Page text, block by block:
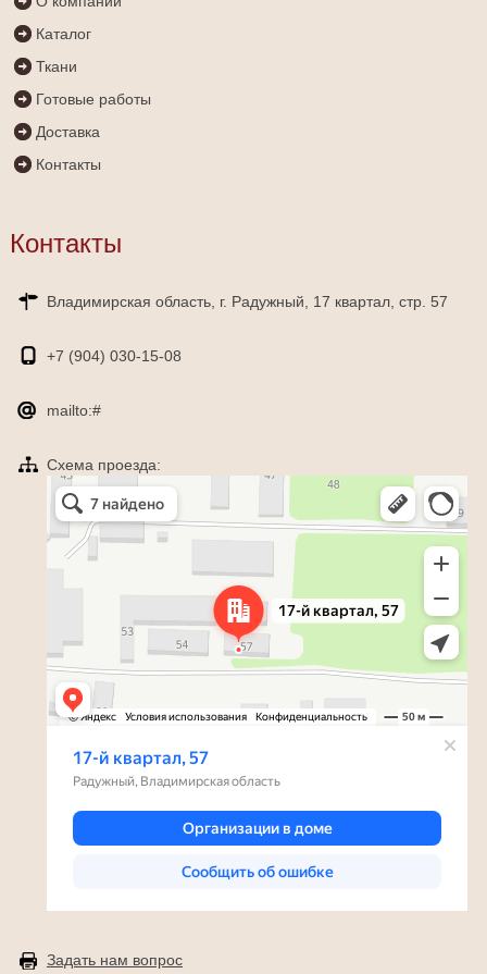
Каталог
Ткани
Готовые работы
Доставка
Контакты
Контакты
Владимирская область, г. Радужный, 17 квартал, стр. 57
+7 (904) 030-15-08
mailto:#
Схема проезда:
Яндекс Карты
Радужный — Яндекс Карты
Задать нам вопрос